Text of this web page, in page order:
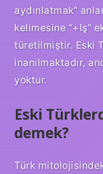
aydınlatmak”
kelimesine “+Iş”
türetilmiştir. Eski
inanılmaktadır,
yoktur.
Eski
demek?
Türk